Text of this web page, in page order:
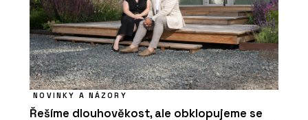
NOVINKY A NÁZORY
Řešíme dlouhověkost, ale obklopujeme se